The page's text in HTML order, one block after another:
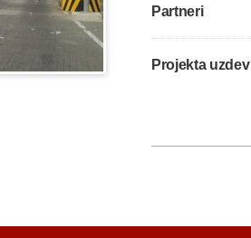
Partneri
Projekta